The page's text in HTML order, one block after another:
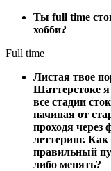
Ты full time
хобби?
Full time
Листая твое
Шаттерстоке
все стадии
начиная от
проходя через
леттеринг.
правильный
либо менять?